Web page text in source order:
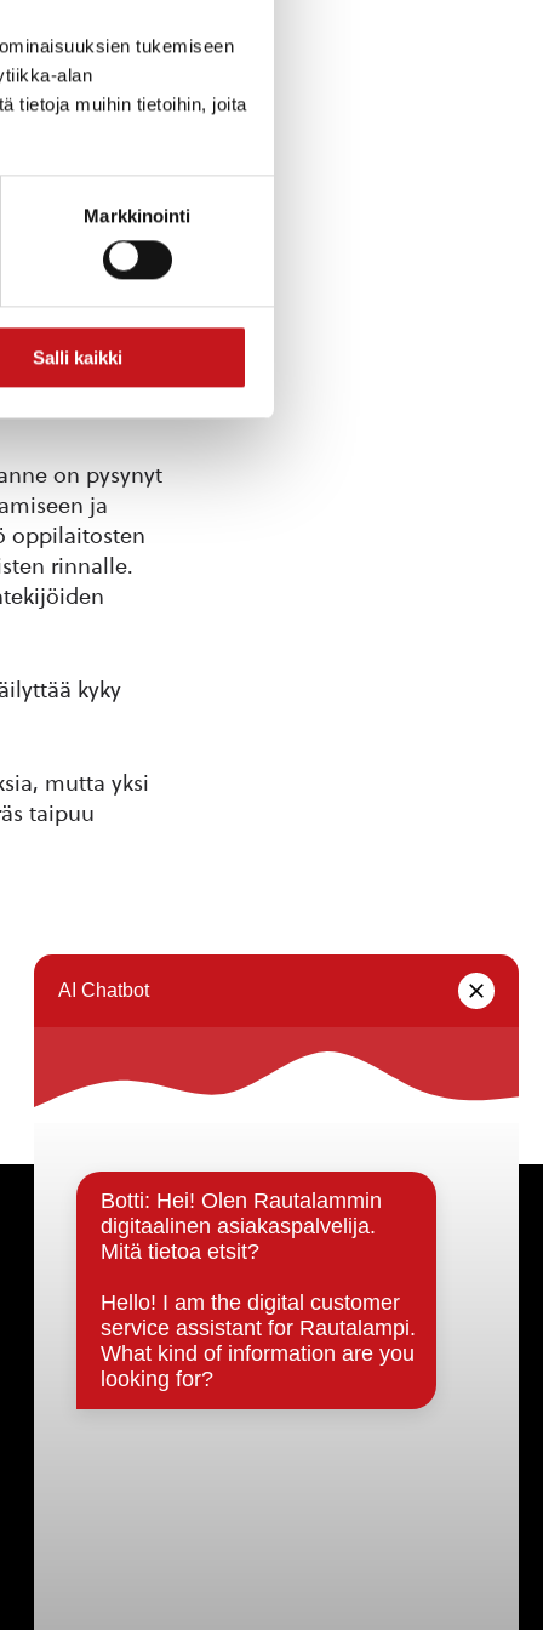
tukemiseen
alan
tietoja muihin tietoihin, joita
Markkinointi
Salli kaikki
eri
Tällä
niin
on pysynyt
ja
oppilaitosten
rinnalle.
kyky
mutta yksi
taipuu
Päätöksenteko ja lähidemokratia
Päätökset, esityslistat & pöytäkirjat
Hallinto
Kunnanhallitus
Kunnanvaltuusto